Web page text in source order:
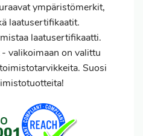
ympäristömerkit,
laatusertifikaatit.
laatusertifikaatti.
valikoimaan on valittu
Suosi